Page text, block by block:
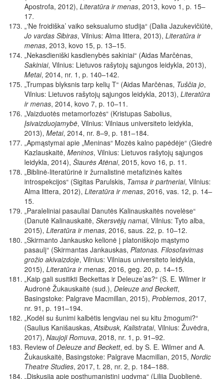
Apostrofa, 2012), Literatūra ir menas, 2013, kovo 1, p. 15–
17.
„‘Ne froidiška’ vaiko seksualumo studija“ (Dalia Jazukevičiūtė,
Jo vardas Sibiras, Vilnius: Alma littera, 2013), Literatūra ir
menas, 2013, kovo 15, p. 13–15.
„Nekasdieniški kasdienybės sakiniai“ (Aidas Marčėnas,
Sakiniai, Vilnius: Lietuvos rašytojų sąjungos leidykla, 2013),
Metai, 2014, nr. 1, p. 140–142.
„Trumpas blyksnis tarp kelių T“ (Aidas Marčėnas, Tuščia jo,
Vilnius: Lietuvos rašytojų sąjungos leidykla, 2013), Literatūra
ir menas, 2014, kovo 7, p. 10–11.
„Vaizduotės metamorfozės“ (Kristupas Sabolius,
Įsivaizduojamybė, Vilnius: Vilniaus universiteto leidykla,
2013), Metai, 2014, nr. 8–9, p. 181–184.
„Apmąstymai apie „Meninas“ Mozės kalno papėdėje“ (Giedrė
Kazlauskaitė, Meninos, Vilnius: Lietuvos rašytojų sąjungos
leidykla, 2014), Šiaurės Atėnai, 2015, kovo 16, p. 11.
„Biblinė-literatūrinė ir žurnalistinė metafizinės kaltės
introspekcijos“ (Sigitas Parulskis, Tamsa ir partneriai, Vilnius:
Alma littera, 2012), Literatūra ir menas, 2016, vas. 12, p. 14–
15.
„Paraleliniai pasauliai Danutės Kalinauskaitės novelėse“
(Danutė Kalinauskaitė, Skersvėjų namai, Vilnius: Tyto alba,
2015), Literatūra ir menas, 2016, saus. 22, p. 10–12.
„Skirmanto Jankausko kelionė į platoniškojo mąstymo
pasaulį“ (Skirmantas Jankauskas, Platonas. Filosofavimas
grožio akivaizdoje, Vilnius: Vilniaus universiteto leidykla,
2015), Literatūra ir menas, 2016, geg. 20, p. 14–15.
„Kaip gali susitikti Beckettas ir Deleuze’as?“ (S. E. Wilmer ir
Audronė Žukauskaitė (sud.), Deleuze and Beckett,
Basingstoke: Palgrave Macmillan, 2015), Problemos, 2017,
nr. 91, p. 191–194.
„Kodėl su šunimi kalbėtis lengviau nei su kitu žmogumi?“
(Saulius Kanišauskas,Atsibusk, Kalistratai, Vilnius: Žuvėdra,
2017), Naujoji Romuva, 2018, nr. 1, p. 91–92.
Review of Deleuze and Beckett, ed. by S. E. Wilmer and A.
Žukauskaitė, Basingstoke: Palgrave Macmillan, 2015, Nordic
Theatre Studies, 2017, t. 28, nr. 2, p. 184–188.
„Diskusija apie posthumanistinį ugdymą“ (Lilija Duoblienė,